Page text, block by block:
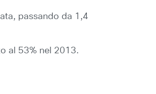
passando da 1,4
al 53% nel 2013.